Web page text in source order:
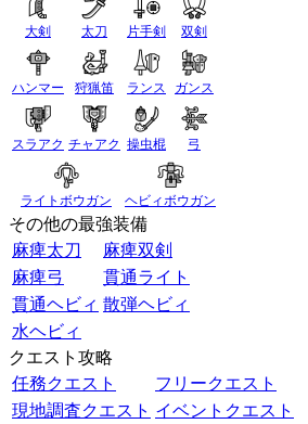
大剣 太刀 片手剣 双剣
ハンマー 狩猟笛 ランス ガンス
スラアク チャアク 操虫棍 弓
ライトボウガン ヘビィボウガン
その他の最強装備
麻痺太刀
麻痺双剣
麻痺弓
貫通ライト
貫通ヘビィ 散弾ヘビィ
水ヘビィ
クエスト攻略
任務クエスト
フリークエスト
現地調査クエスト イベントクエスト